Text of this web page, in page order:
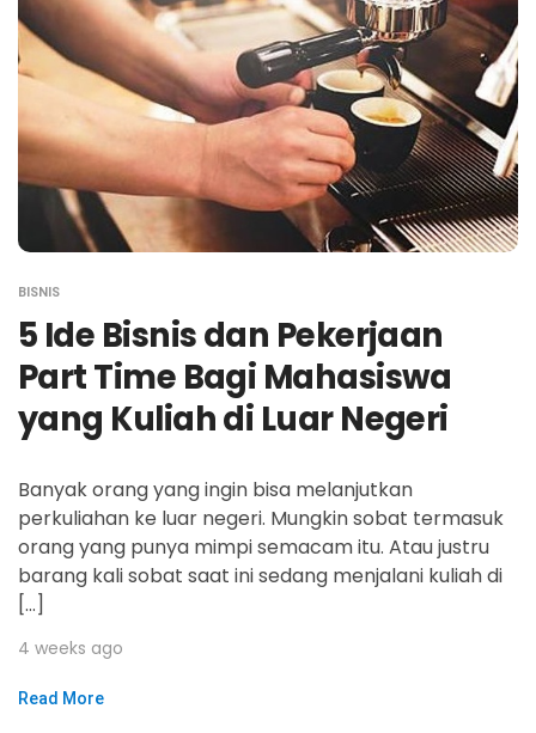
BISNIS
5 Ide Bisnis dan Pekerjaan
Part Time Bagi Mahasiswa
yang Kuliah di Luar Negeri
Banyak orang yang ingin bisa melanjutkan
perkuliahan ke luar negeri. Mungkin sobat termasuk
orang yang punya mimpi semacam itu. Atau justru
barang kali sobat saat ini sedang menjalani kuliah di
[…]
4 weeks ago
Read More